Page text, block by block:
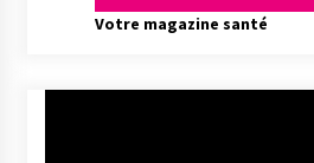
Votre magazine santé